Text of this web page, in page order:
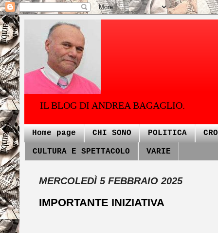
IL BLOG DI ANDREA BAGAGLIO.
Home page CHI SONO POLITICA
CULTURA E SPETTACOLO VARIE
MERCOLEDÌ 5 FEBBRAIO 2025
IMPORTANTE INIZIATIVA